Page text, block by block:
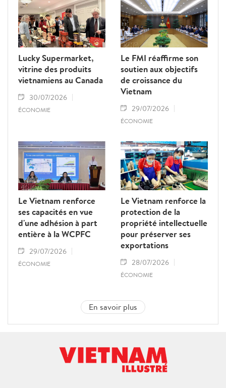
Lucky Supermarket,
vitrine des produits
vietnamiens au Canada
30/07/2026
ÉCONOMIE
Le FMI réaffirme son
soutien aux objectifs
de croissance du
Vietnam
29/07/2026
ÉCONOMIE
Le Vietnam renforce
ses capacités en vue
d'une adhésion à part
entière à la WCPFC
29/07/2026
ÉCONOMIE
Le Vietnam renforce la
protection de la
propriété intellectuelle
pour préserver ses
exportations
28/07/2026
ÉCONOMIE
En savoir plus